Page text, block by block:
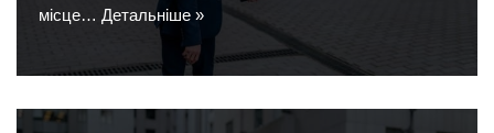
місце… Детальніше »